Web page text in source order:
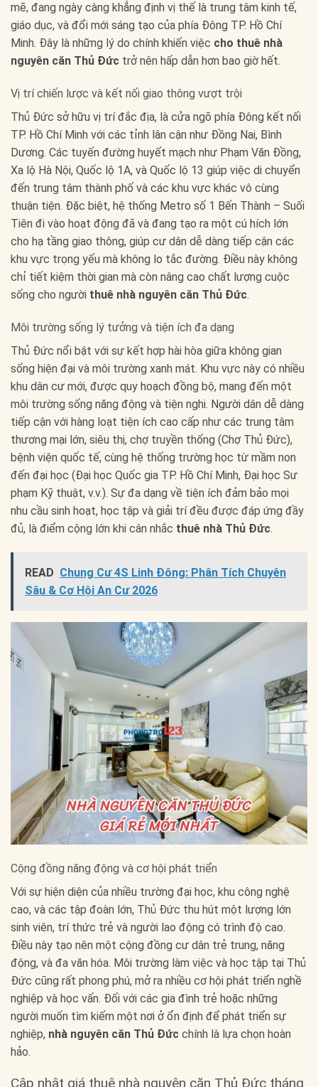
mẽ, đang ngày càng khẳng định vị thế là trung tâm kinh tế,
giáo dục, và đổi mới sáng tạo của phía Đông TP. Hồ Chí
Minh. Đây là những lý do chính khiến việc cho thuê nhà
nguyên căn Thủ Đức trở nên hấp dẫn hơn bao giờ hết.
Vị trí chiến lược và kết nối giao thông vượt trội
Thủ Đức sở hữu vị trí đắc địa, là cửa ngõ phía Đông kết nối
TP. Hồ Chí Minh với các tỉnh lân cận như Đồng Nai, Bình
Dương. Các tuyến đường huyết mạch như Phạm Văn Đồng,
Xa lộ Hà Nội, Quốc lộ 1A, và Quốc lộ 13 giúp việc di chuyển
đến trung tâm thành phố và các khu vực khác vô cùng
thuận tiện. Đặc biệt, hệ thống Metro số 1 Bến Thành – Suối
Tiên đi vào hoạt động đã và đang tạo ra một cú hích lớn
cho hạ tầng giao thông, giúp cư dân dễ dàng tiếp cận các
khu vực trọng yếu mà không lo tắc đường. Điều này không
chỉ tiết kiệm thời gian mà còn nâng cao chất lượng cuộc
sống cho người thuê nhà nguyên căn Thủ Đức.
Môi trường sống lý tưởng và tiện ích đa dạng
Thủ Đức nổi bật với sự kết hợp hài hòa giữa không gian
sống hiện đại và môi trường xanh mát. Khu vực này có nhiều
khu dân cư mới, được quy hoạch đồng bộ, mang đến một
môi trường sống năng động và tiện nghi. Người dân dễ dàng
tiếp cận với hàng loạt tiện ích cao cấp như các trung tâm
thương mại lớn, siêu thị, chợ truyền thống (Chợ Thủ Đức),
bệnh viện quốc tế, cùng hệ thống trường học từ mầm non
đến đại học (Đại học Quốc gia TP. Hồ Chí Minh, Đại học Sư
phạm Kỹ thuật, v.v.). Sự đa dạng về tiện ích đảm bảo mọi
nhu cầu sinh hoạt, học tập và giải trí đều được đáp ứng đầy
đủ, là điểm cộng lớn khi cân nhắc thuê nhà Thủ Đức.
READ Chung Cư 4S Linh Đông: Phân Tích Chuyên
Sâu & Cơ Hội An Cư 2026
Cộng đồng năng động và cơ hội phát triển
Với sự hiện diện của nhiều trường đại học, khu công nghệ
cao, và các tập đoàn lớn, Thủ Đức thu hút một lượng lớn
sinh viên, trí thức trẻ và người lao động có trình độ cao.
Điều này tạo nên một cộng đồng cư dân trẻ trung, năng
động, và đa văn hóa. Môi trường làm việc và học tập tại Thủ
Đức cũng rất phong phú, mở ra nhiều cơ hội phát triển nghề
nghiệp và học vấn. Đối với các gia đình trẻ hoặc những
người muốn tìm kiếm một nơi ở ổn định để phát triển sự
nghiệp, nhà nguyên căn Thủ Đức chính là lựa chọn hoàn
hảo.
Cập nhật giá thuê nhà nguyên căn Thủ Đức tháng